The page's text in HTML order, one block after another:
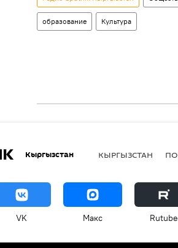
образование Культура
Кыргызстан КЫРГЫЗСТАН
VK Макс Rutube